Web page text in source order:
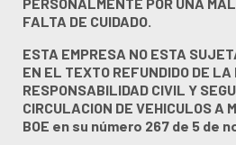
FALTA DE CUIDADO.
ESTA EMPRESA NO ESTA
EN EL TEXTO REFUNDIDO DE LA
RESPONSABILIDAD CIVIL Y
CIRCULACION DE VEHICULOS A
BOE en su número 267 de 5 de